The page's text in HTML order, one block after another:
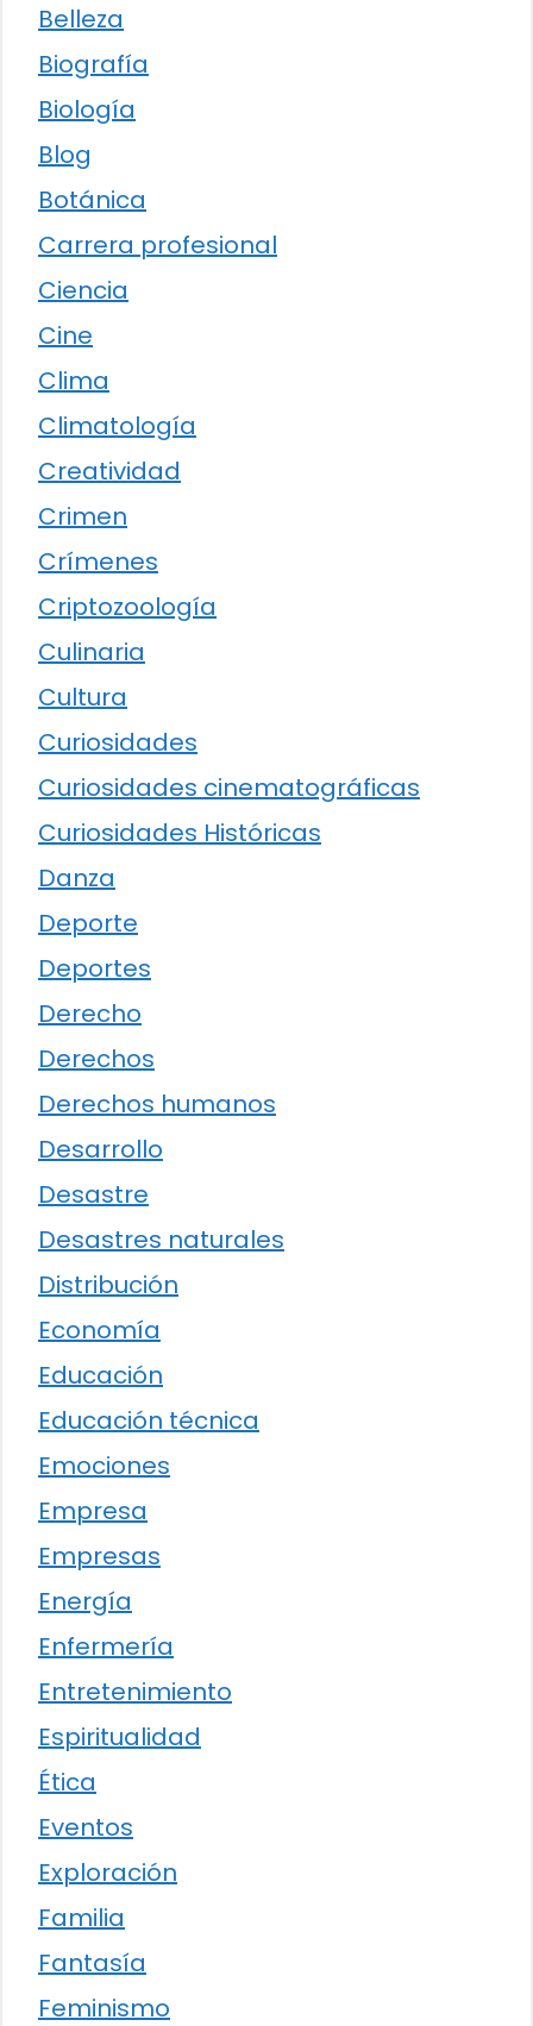
Belleza
Biografía
Biología
Blog
Botánica
Carrera profesional
Ciencia
Cine
Clima
Climatología
Creatividad
Crimen
Crímenes
Criptozoología
Culinaria
Cultura
Curiosidades
Curiosidades cinematográficas
Curiosidades Históricas
Danza
Deporte
Deportes
Derecho
Derechos
Derechos humanos
Desarrollo
Desastre
Desastres naturales
Distribución
Economía
Educación
Educación técnica
Emociones
Empresa
Empresas
Energía
Enfermería
Entretenimiento
Espiritualidad
Ética
Eventos
Exploración
Familia
Fantasía
Feminismo